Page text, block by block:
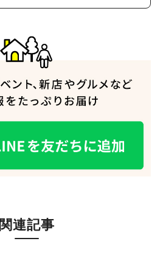
関連記事